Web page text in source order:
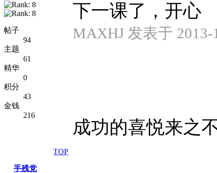
帖子
94
主题
61
精华
0
积分
43
金钱
216
下一课了，开心
MAXHJ 发表于 2013-
成功的喜悦来之
TOP
手残党